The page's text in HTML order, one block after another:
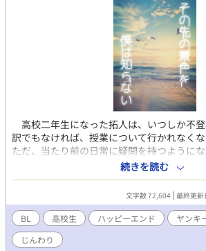
高校二年生になった拓人は、いつしか不
訳でもなければ、授業について行かれなく
ただ、当たり前の日常に疑問を持つように
に声をかけて来たのは、兄の友人千尋。パ
に見えたが? 短目のお話しです。以前、冒
りしていたものを最後まで書いて見ました
て行く過程のお話しです。 ※作中に出て
クションであり、都合よく変更、解釈してあ
す。ご了承いただければ幸いです。 ※エブリ
うにも掲載しております。
続きを読む
文字数 72,604 最終更
BL 高校生 ハッピーエンド ヤンキ
じんわり